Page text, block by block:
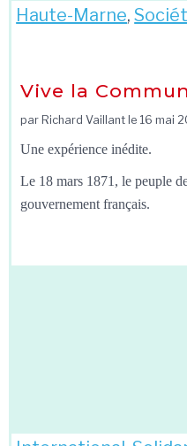
Haute-Marne,
Vive la
par Richard Vaillant le 16 mai
Une expérience inédite.
Le 18 mars 1871, le peuple
gouvernement français.